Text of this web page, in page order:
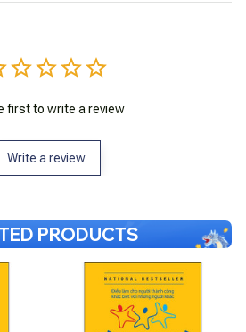
first to write a review
Write a review
PRODUCTS